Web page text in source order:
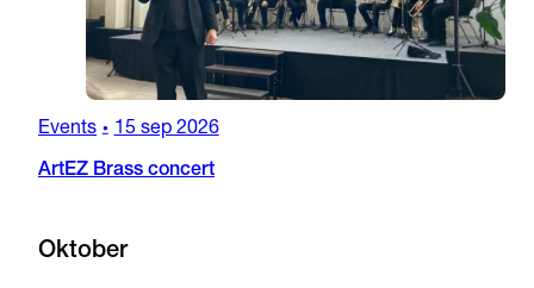
Events • 15 sep 2026
ArtEZ Brass concert
Oktober